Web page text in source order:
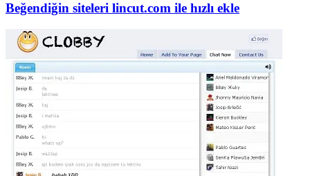
Beğendiğin siteleri lincut.com ile hızlı ekle